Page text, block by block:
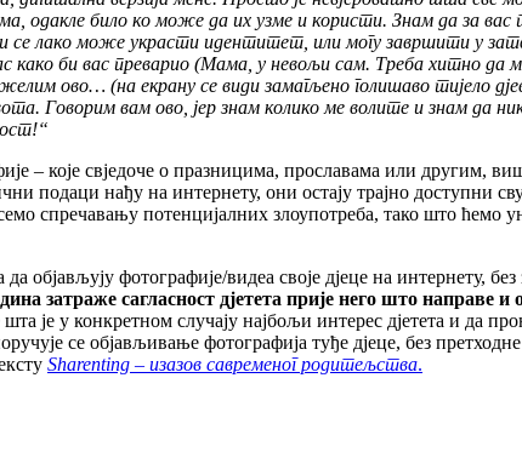
одакле било ко може да их узме и користи. Знам да за вас
се лако може украсти идентитет или могу завршити у
како би вас преварио (Мама у невољи сам. Треба хитно да
желим ово… (на екрану се види замагљено голишаво тијело
. Говорим вам ово јер знам колико ме волите и знам да
!“
– које свједоче о празницима, прославама или
подаци нађу на интернету, они остају трајно доступни
спречавању потенцијалних злоупотреба, тако што ћемо
објављују фотографије/видеа своје дјеце на интернету,
затраже сагласност дјетета прије него што направе
је у конкретном случају најбољи интерес дјетета и да
се објављивање фотографија туђе дјеце, без
Sharenting – изазов савременог родитељства.